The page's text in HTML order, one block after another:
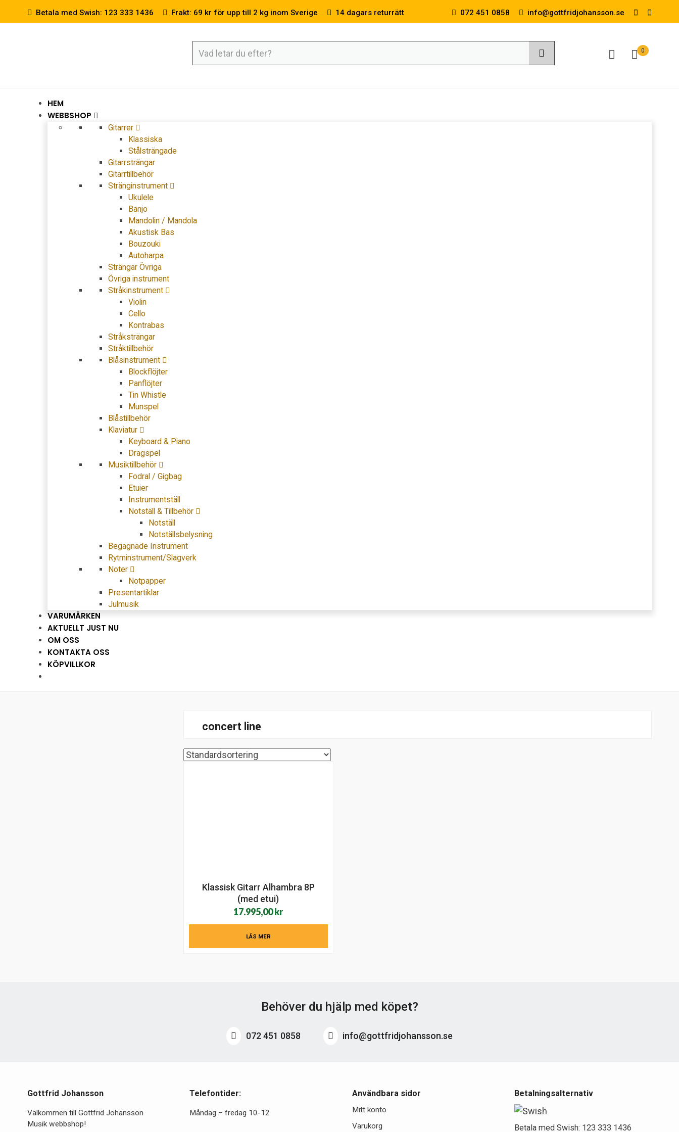
Betala med Swish: 123 333 1436 Frakt: 69 kr för upp till 2 kg inom Sverige 14 dagars returrätt 072 451 0858 info@gottfridjohansson.se
0
HEM
WEBBSHOP
Gitarrer
Klassiska
Stålsträngade
Gitarrsträngar
Gitarrtillbehör
Stränginstrument
Ukulele
Banjo
Mandolin / Mandola
Akustisk Bas
Bouzouki
Autoharpa
Strängar Övriga
Övriga instrument
Stråkinstrument
Violin
Cello
Kontrabas
Stråksträngar
Stråktillbehör
Blåsinstrument
Blockflöjter
Panflöjter
Tin Whistle
Munspel
Blåstillbehör
Klaviatur
Keyboard & Piano
Dragspel
Musiktillbehör
Fodral / Gigbag
Etuier
Instrumentställ
Notställ & Tillbehör
Notställ
Notställsbelysning
Begagnade Instrument
Rytminstrument/Slagverk
Noter
Notpapper
Presentartiklar
Julmusik
VARUMÄRKEN
AKTUELLT JUST NU
OM OSS
KONTAKTA OSS
KÖPVILLKOR
concert line
Klassisk Gitarr Alhambra 8P
(med etui)
17.995,00kr
LÄS MER
Behöver du hjälp med köpet?
072 451 0858 info@gottfridjohansson.se
Gottfrid Johansson
Välkommen till Gottfrid Johansson
Musik webbshop!
Telefontider:
Måndag – fredag 10-12
Användbara sidor
Mitt konto
Varukorg
Betalningsalternativ
Betala med Swish: 123 333 1436